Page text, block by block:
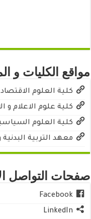
مواقع الكليات و
كلية العلوم
كلية علوم الاعلام و
كلية العلوم
معهد التربية البدنية
صفحات التواصل
Facebook
LinkedIn